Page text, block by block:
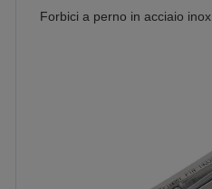
Forbici a perno in acciaio